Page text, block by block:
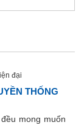
THỐNG
mong muốn